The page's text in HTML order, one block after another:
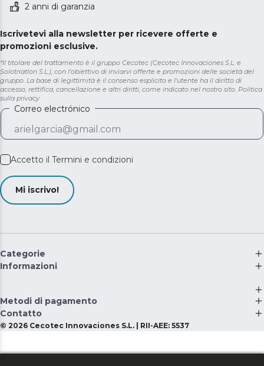
2 anni di garanzia
Iscrivetevi alla newsletter per ricevere offerte e
promozioni esclusive.
*Il titolare del trattamento è il gruppo Cecotec (Cecotec Innovaciones S.L. e
Solotriatlon S.L.), con l'obiettivo di inviarvi offerte e promozioni delle società del
gruppo. La base di legittimità è il consenso esplicito e l'utente ha il diritto di
accesso, rettifica, cancellazione e altri diritti, come indicato nel nostro sito. Politica
sulla privacy
Correo electrónico
Accetto il Termini e condizioni
Mi iscrivo!
Categorie
Informazioni
Metodi di pagamento
Contatto
© 2026 Cecotec Innovaciones S.L. | RII-AEE: 5537